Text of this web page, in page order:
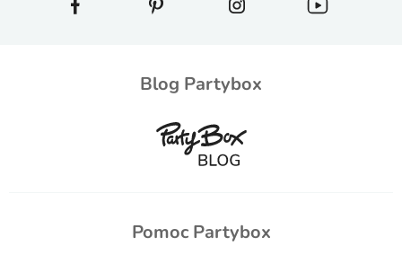
Blog Partybox
Pomoc Partybox